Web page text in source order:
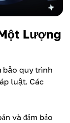
Lượng
bảo quy trình
luật. Các
và đảm bảo